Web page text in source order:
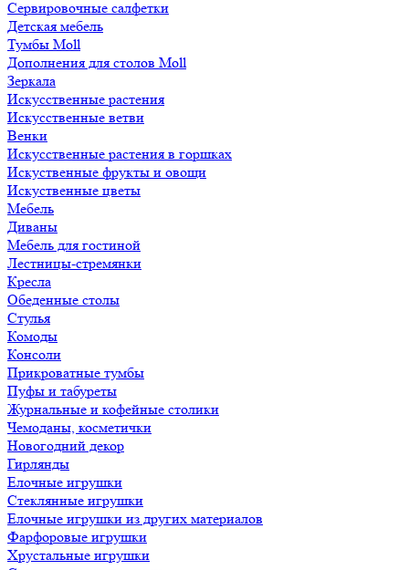
Сервировочные салфетки
Детская мебель
Тумбы Moll
Дополнения для столов Moll
Зеркала
Искусственные растения
Искусственные ветви
Венки
Искусственные растения в горшках
Искуственные фрукты и овощи
Искуственные цветы
Мебель
Диваны
Мебель для гостиной
Лестницы-стремянки
Кресла
Обеденные столы
Стулья
Комоды
Консоли
Прикроватные тумбы
Пуфы и табуреты
Журнальные и кофейные столики
Чемоданы, косметички
Новогодний декор
Гирлянды
Елочные игрушки
Стеклянные игрушки
Елочные игрушки из других материалов
Фарфоровые игрушки
Хрустальные игрушки